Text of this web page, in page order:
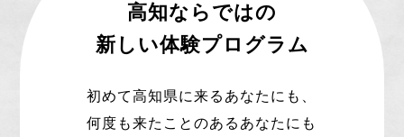
高知ならではの
新しい体験プログラム
初めて高知県に来るあなたにも、
何度も来たことのあるあなたにも